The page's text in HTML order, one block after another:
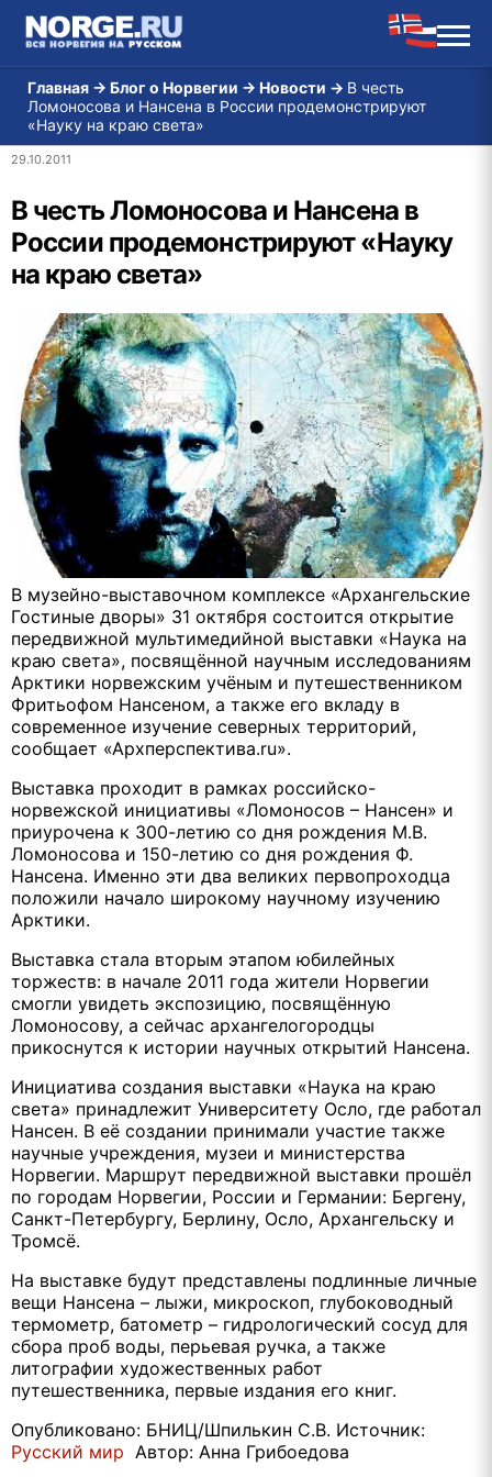
Главная → Блог о Норвегии → Новости → В честь
Ломоносова и Нансена в России продемонстрируют
«Науку на краю света»
29.10.2011
В честь Ломоносова и Нансена в
России продемонстрируют «Науку
на краю света»
В музейно-выставочном комплексе «Архангельские
Гостиные дворы» 31 октября состоится открытие
передвижной мультимедийной выставки «Наука на
краю света», посвящённой научным исследованиям
Арктики норвежским учёным и путешественником
Фритьофом Нансеном, а также его вкладу в
современное изучение северных территорий,
сообщает «Архперспектива.ru».
Выставка проходит в рамках российско-
норвежской инициативы «Ломоносов – Нансен» и
приурочена к 300-летию со дня рождения М.В.
Ломоносова и 150-летию со дня рождения Ф.
Нансена. Именно эти два великих первопроходца
положили начало широкому научному изучению
Арктики.
Выставка стала вторым этапом юбилейных
торжеств: в начале 2011 года жители Норвегии
смогли увидеть экспозицию, посвящённую
Ломоносову, а сейчас архангелогородцы
прикоснутся к истории научных открытий Нансена.
Инициатива создания выставки «Наука на краю
света» принадлежит Университету Осло, где работал
Нансен. В её создании принимали участие также
научные учреждения, музеи и министерства
Норвегии. Маршрут передвижной выставки прошёл
по городам Норвегии, России и Германии: Бергену,
Санкт-Петербургу, Берлину, Осло, Архангельску и
Тромсё.
На выставке будут представлены подлинные личные
вещи Нансена – лыжи, микроскоп, глубоководный
термометр, батометр – гидрологический сосуд для
сбора проб воды, перьевая ручка, а также
литографии художественных работ
путешественника, первые издания его книг.
Опубликовано: БНИЦ/Шпилькин С.В. Источник:
Русский мир Автор: Анна Грибоедова